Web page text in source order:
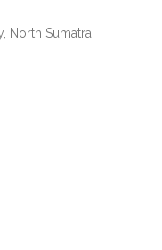
North Sumatra